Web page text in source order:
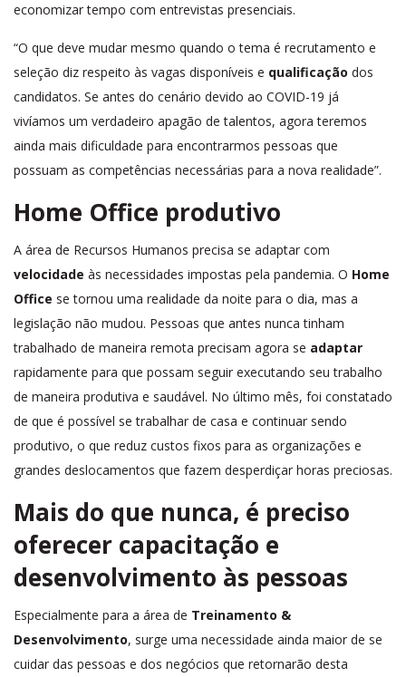
economizar tempo com entrevistas presenciais.
“O que deve mudar mesmo quando o tema é recrutamento e
seleção diz respeito às vagas disponíveis e qualificação dos
candidatos. Se antes do cenário devido ao COVID-19 já
vivíamos um verdadeiro apagão de talentos, agora teremos
ainda mais dificuldade para encontrarmos pessoas que
possuam as competências necessárias para a nova realidade”.
Home Office produtivo
A área de Recursos Humanos precisa se adaptar com
velocidade às necessidades impostas pela pandemia. O Home
Office se tornou uma realidade da noite para o dia, mas a
legislação não mudou. Pessoas que antes nunca tinham
trabalhado de maneira remota precisam agora se adaptar
rapidamente para que possam seguir executando seu trabalho
de maneira produtiva e saudável. No último mês, foi constatado
de que é possível se trabalhar de casa e continuar sendo
produtivo, o que reduz custos fixos para as organizações e
grandes deslocamentos que fazem desperdiçar horas preciosas.
Mais do que nunca, é preciso
oferecer capacitação e
desenvolvimento às pessoas
Especialmente para a área de Treinamento &
Desenvolvimento, surge uma necessidade ainda maior de se
cuidar das pessoas e dos negócios que retornarão desta